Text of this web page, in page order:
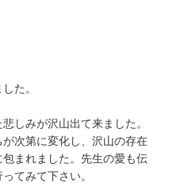
た。
しみが沢山出て来ました。
次第に変化し、沢山の存在
まれました。先生の愛も伝
てみて下さい。